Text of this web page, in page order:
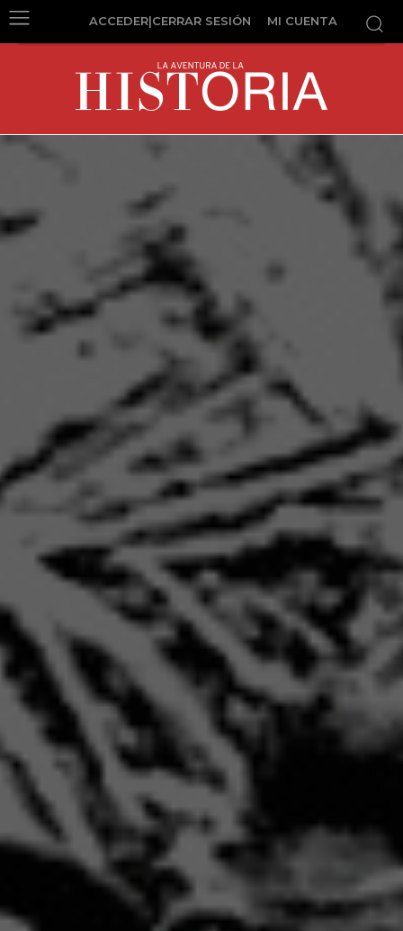
ACCEDER|CERRAR SESIÓN MI CUENTA